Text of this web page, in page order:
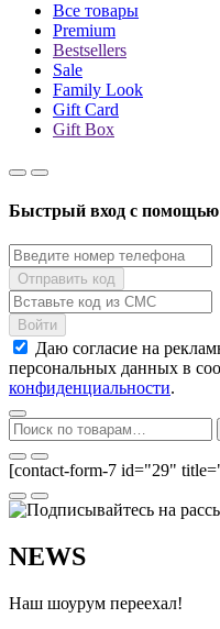
Все товары
Premium
Bestsellers
Sale
Family Look
Gift Card
Gift Box
Быстрый вход с
Даю согласие на
персональных данных в
конфиденциальности.
Искать:
[contact-form-7 id="29"
NEWS
Наш шоурум переехал!